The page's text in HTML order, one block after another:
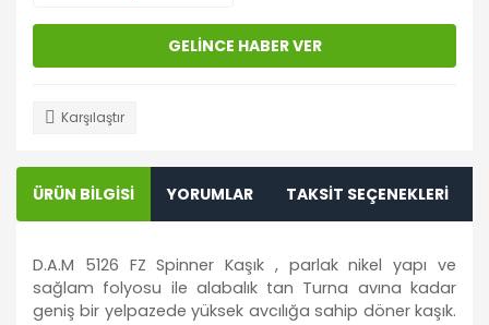
GELİNCE HABER VER
Karşılaştır
ÜRÜN BİLGİSİ YORUMLAR TAKSİT SEÇENEKLERİ
D.A.M 5126 FZ Spinner Kaşık , parlak nikel yapı ve
sağlam folyosu ile alabalık tan Turna avına kadar
geniş bir yelpazede yüksek avcılığa sahip döner kaşık.